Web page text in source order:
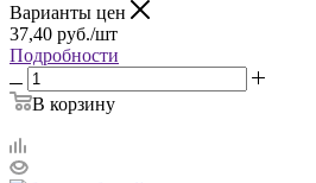
Варианты цен
37,40 руб./шт
Подробности
В корзину